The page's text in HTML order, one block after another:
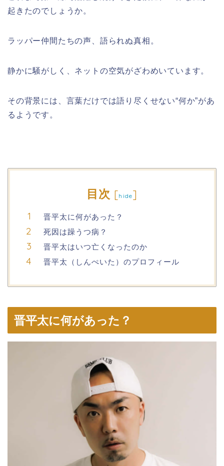
起きたのでしょうか。
ラッパー仲間たちの声、語られぬ真相。
静かに騒がしく、ネットの空気がざわめいています。
その背景には、言葉だけでは語り尽くせない“何か”があ
るようです。
目次 [hide]
晋平太に何があった？
死因は躁うつ病？
晋平太はいつ亡くなったのか
晋平太（しんぺいた）のプロフィール
晋平太に何があった？